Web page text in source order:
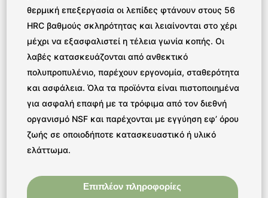
θερμική επεξεργασία οι λεπίδες φτάνουν στους 56
HRC βαθμούς σκληρότητας και λειαίνονται στο χέρι
μέχρι να εξασφαλιστεί η τέλεια γωνία κοπής. Οι
λαβές κατασκευάζονται από ανθεκτικό
πολυπροπυλένιο, παρέχουν εργονομία, σταθερότητα
και ασφάλεια. Όλα τα προϊόντα είναι πιστοποιημένα
για ασφαλή επαφή με τα τρόφιμα από τον διεθνή
οργανισμό NSF και παρέχονται με εγγύηση εφ’ όρου
ζωής σε οποιοδήποτε κατασκευαστικό ή υλικό
ελάττωμα.
Επιπλέον πληροφορίες